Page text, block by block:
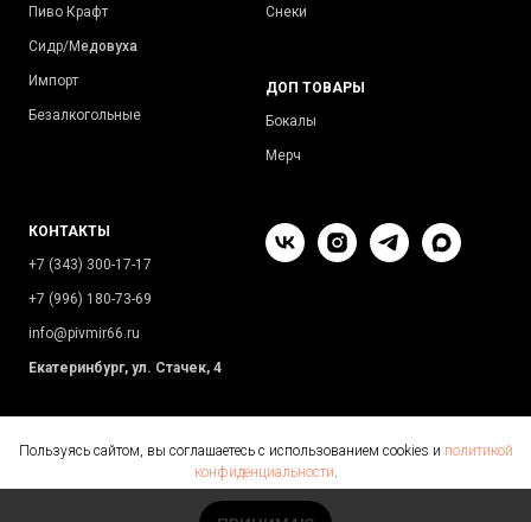
Пиво Крафт
Сидр/Медовуха
Импорт
Безалкогольные
Снеки
ДОП ТОВАРЫ
Бокалы
Мерч
КОНТАКТЫ
+7 (343) 300-17-17
+7 (996) 180-73-69
info@pivmir66.ru
Екатеринбург, ул. Стачек, 4
Пользуясь сайтом, вы соглашаетесь с использованием cookies и политикой
конфиденциальности.